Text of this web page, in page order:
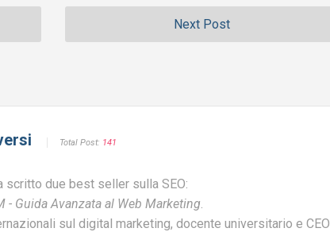
Next Post
Total Post: 141
scritto due best seller sulla SEO:
- Guida Avanzata al Web Marketing.
sul digital marketing, docente universitario e CEO